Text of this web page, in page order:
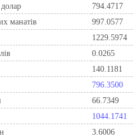
794.4717
манатів
997.0577
1229.5974
0.0265
140.1181
796.3500
66.7349
1044.1741
3.6006